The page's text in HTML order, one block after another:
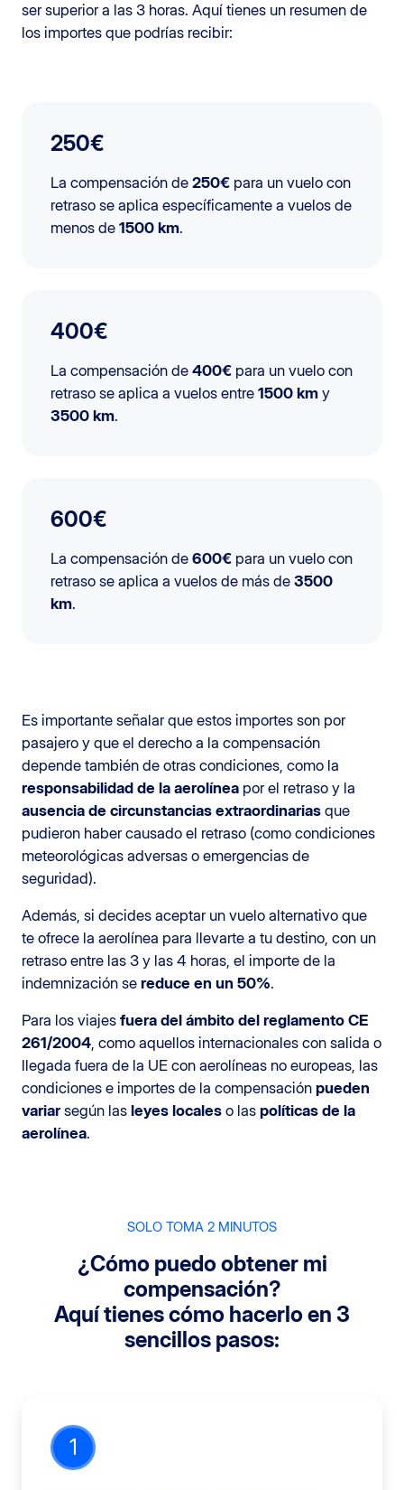
ser superior a las 3 horas. Aquí tienes un resumen de
los importes que podrías recibir:
250€
La compensación de 250€ para un vuelo con
retraso se aplica específicamente a vuelos de
menos de 1500 km.
400€
La compensación de 400€ para un vuelo con
retraso se aplica a vuelos entre 1500 km y
3500 km.
600€
La compensación de 600€ para un vuelo con
retraso se aplica a vuelos de más de 3500
km.
Es importante señalar que estos importes son por
pasajero y que el derecho a la compensación
depende también de otras condiciones, como la
responsabilidad de la aerolínea por el retraso y la
ausencia de circunstancias extraordinarias que
pudieron haber causado el retraso (como condiciones
meteorológicas adversas o emergencias de
seguridad).
Además, si decides aceptar un vuelo alternativo que
te ofrece la aerolínea para llevarte a tu destino, con un
retraso entre las 3 y las 4 horas, el importe de la
indemnización se reduce en un 50%.
Para los viajes fuera del ámbito del reglamento CE
261/2004 , como aquellos internacionales con salida o
llegada fuera de la UE con aerolíneas no europeas, las
condiciones e importes de la compensación pueden
variarsegún las leyes locales o las políticas de la
aerolínea.
SOLO TOMA 2 MINUTOS
¿Cómo puedo obtener mi
compensación?
Aquí tienes cómo hacerlo en 3
sencillos pasos:
1